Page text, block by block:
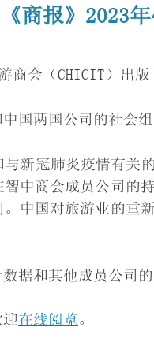
商报》2023
商会（CHICIT）出
国两国公司的社会
新冠肺炎疫情有关
中商会成员公司的
中国对旅游业的重
据和其他成员公司
在线阅览。